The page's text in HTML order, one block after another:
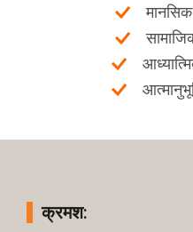
क्रमश: